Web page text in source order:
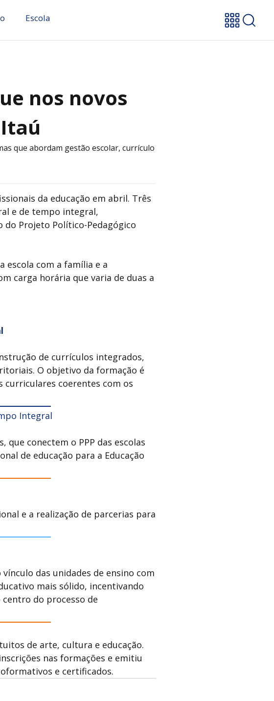
Escola
nos novos
que abordam gestão escolar, currículo
da educação em abril. Três
e de tempo integral,
do Projeto Político-Pedagógico
escola com a família e a
carga horária que varia de duas a
de currículos integrados,
O objetivo da formação é
curriculares coerentes com os
Integral
conectem o PPP das escolas
de educação para a Educação
e a realização de parcerias para
das unidades de ensino com
mais sólido, incentivando
do processo de
de arte, cultura e educação.
nas formações e emitiu
e certificados.